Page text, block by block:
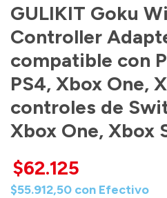
GULIKIT Goku
Controller
compatible con
PS4, Xbox One,
controles de
Xbox One, Xbox
$62.125
$55.912,50 con Efectivo